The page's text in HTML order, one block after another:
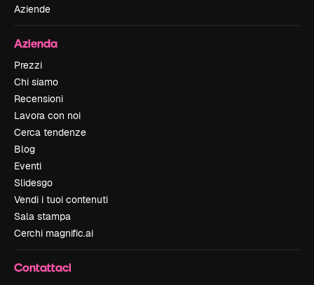
Aziende
Azienda
Prezzi
Chi siamo
Recensioni
Lavora con noi
Cerca tendenze
Blog
Eventi
Slidesgo
Vendi i tuoi contenuti
Sala stampa
Cerchi magnific.ai
Contattaci